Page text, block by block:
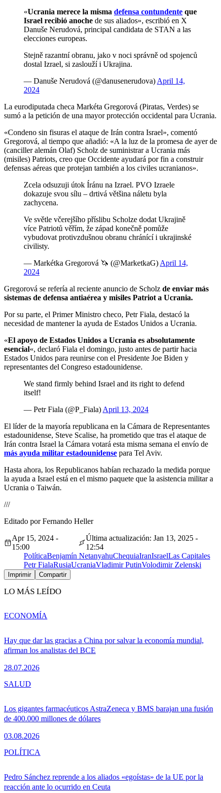
«Ucrania merece la misma defensa contundente que
Israel recibió anoche de sus aliados», escribió en X
Danuše Nerudová, principal candidata de STAN a las
elecciones europeas.
Stejně razantní obranu, jako v noci správně od spojenců
dostal Izrael, si zaslouží i Ukrajina.
— Danuše Nerudová (@danusenerudova) April 14,
2024
La eurodiputada checa Markéta Gregorová (Piratas, Verdes) se
sumó a la petición de una mayor protección occidental para Ucrania.
«Condeno sin fisuras el ataque de Irán contra Israel», comentó
Gregorová, al tiempo que añadió: «A la luz de la promesa de ayer de
(canciller alemán Olaf) Scholz de suministrar a Ucrania más
(misiles) Patriots, creo que Occidente ayudará por fin a construir
defensas aéreas que protejan también a los civiles ucranianos».
Zcela odsuzuji útok Íránu na Izrael. PVO Izraele
dokazuje svou sílu – drtivá většina náletu byla
zachycena.
Ve světle včerejšího příslibu Scholze dodat Ukrajině
více Patriotů věřím, že západ konečně pomůže
vybudovat protivzdušnou obranu chránící i ukrajinské
civilisty.
— Markétka Gregorová 🦄 (@MarketkaG) April 14,
2024
Gregorová se refería al reciente anuncio de Scholz de enviar más
sistemas de defensa antiaérea y misiles Patriot a Ucrania.
Por su parte, el Primer Ministro checo, Petr Fiala, destacó la
necesidad de mantener la ayuda de Estados Unidos a Ucrania.
«El apoyo de Estados Unidos a Ucrania es absolutamente
esencial«, declaró Fiala el domingo, justo antes de partir hacia
Estados Unidos para reunirse con el Presidente Joe Biden y
representantes del Congreso estadounidense.
We stand firmly behind Israel and its right to defend
itself!
— Petr Fiala (@P_Fiala) April 13, 2024
El líder de la mayoría republicana en la Cámara de Representantes
estadounidense, Steve Scalise, ha prometido que tras el ataque de
Irán contra Israel la Cámara votará esta misma semana el envío de
más ayuda militar estadounidense para Tel Aviv.
Hasta ahora, los Republicanos habían rechazado la medida porque
la ayuda a Israel está en el mismo paquete que la asistencia militar a
Ucrania o Taiwán.
///
Editado por Fernando Heller
Apr 15, 2024 -
15:00
Última actualización: Jan 13, 2025 -
12:54
PolíticaBenjamín NetanyahuChequiaIranIsraelLas Capitales
Petr FialaRusiaUcraniaVladimir PutinVolodimir Zelenski
Imprimir Compartir
LO MÁS LEÍDO
Hay que dar las gracias a China por salvar la economía mundial,
afirman los analistas del BCE
28.07.2026
ECONOMÍA
Los gigantes farmacéuticos AstraZeneca y BMS barajan una fusión
de 400.000 millones de dólares
03.08.2026
SALUD
Pedro Sánchez reprende a los aliados «egoístas» de la UE por la
reacción ante lo ocurrido en Ceuta
POLÍTICA